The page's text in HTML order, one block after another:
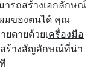
ารถสร้างเอกลักษณ์
มของตนได้ คุณ
ยดายด้วยเครื่องมือ
สร้างสัญลักษณ์ที่น่า